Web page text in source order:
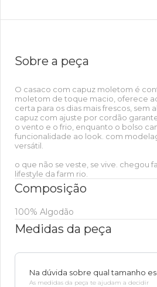
Sobre a peça
O casaco com capuz moletom é
moletom de toque macio, oferece
certa para os dias mais frescos, sem
capuz com ajuste por cordão
o vento e o frio, enquanto o bolso
funcionalidade ao look. com
versátil.
o que não se veste, se vive. chegou
lifestyle da farm rio.
Composição
100% Algodão
Medidas da peça
Na dúvida sobre qual tamanho
As medidas da peça te ajudam a decidir